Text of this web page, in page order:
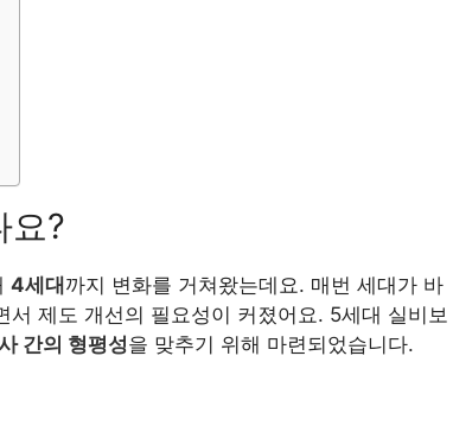
요?
4세대까지 변화를 거쳐왔는데요. 매번 세대가 바
서 제도 개선의 필요성이 커졌어요. 5세대 실비보
간의 형평성을 맞추기 위해 마련되었습니다.